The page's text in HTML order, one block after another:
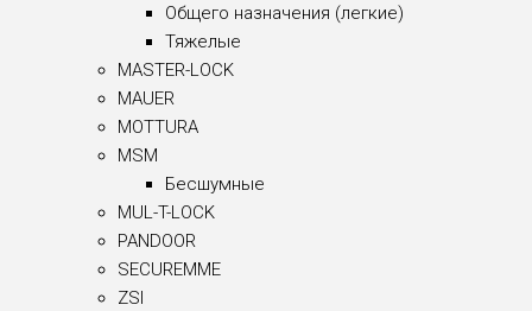
Общего назначения (легкие)
Тяжелые
MASTER-LOCK
MAUER
MOTTURA
MSM
Бесшумные
MUL-T-LOCK
PANDOOR
SECUREMME
ZSI